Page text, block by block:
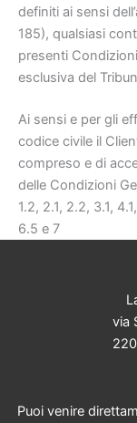
definiti ai sensi
185), qualsiasi
presenti
esclusiva del
Ai sensi e per gli
codice civile il
compreso e di
delle Condizioni
1.2, 2.1, 2.2, 3.1,
6.5 e 7
via
Puoi venire